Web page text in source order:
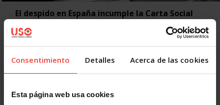
Consentimiento Detalles Acerca de las cookies
Esta página web usa cookies
El despido en España incumple la Carta Social
30 JUNIO, 2025
Europa confirma que las indemnizaciones por despido
improcedente en España son insuficientes y no disuaden a